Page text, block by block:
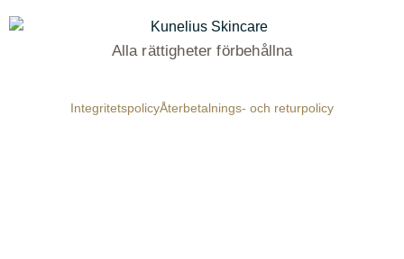
Alla rättigheter förbehållna
IntegritetspolicyÅterbetalnings- och returpolicy